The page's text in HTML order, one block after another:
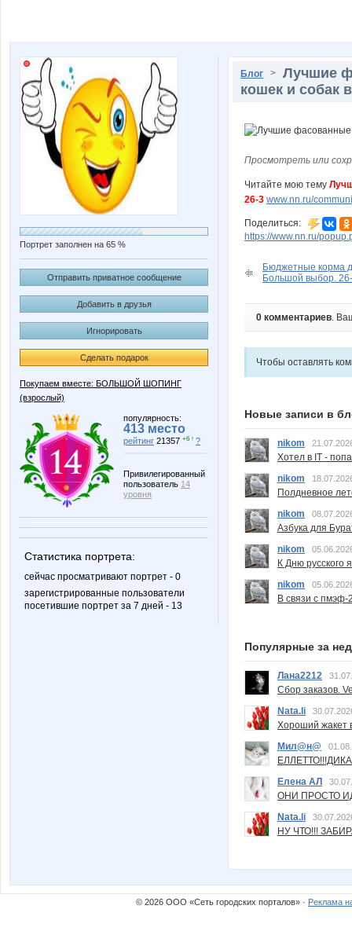
Портрет заполнен на 65 %
Отправить приватное сообщение
Добавить в друзья
Игнорировать
Сделать подарок
Покупаем вместе: БОЛЬШОЙ ШОПИНГ
(взрослый)
популярность:
413 место
рейтинг 21357 +6 ↑ ?
Привилегированный
пользователь 14
уровня
Статистика портрета:
сейчас просматривают портрет - 0
зарегистрированные пользователи
посетившие портрет за 7 дней - 13
Блог > Лучшие
кошек и собак
Просмотреть или
Читайте мою тему
26-3 www.nn.ru/
Поделиться:
https://www.nn.ru/
Бюджетные корма
Большой выбор.
0 комментариев.
Чтобы оставлять
Новые записи в
nikom
Хотел в IT -
nikom
Полдневное
nikom
Азбука для
nikom
К Дню русского
nikom
В связи с пмэф-
Популярные за
Лана2212
Сбор заказов.
Nata.li
Хороший жакет
Мил@н@
Елена АЛ
ОНИ ПРОСТО
Nata.li
НУ ЧТО!!!
© 2026 ООО «Сеть городских порталов» · Реклама